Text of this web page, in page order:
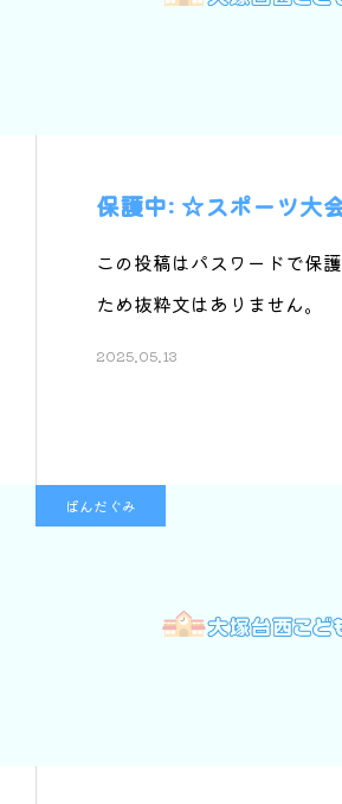
保護中: ☆スポーツ大
この投稿はパスワードで保
ため抜粋文はありません。
2025.05.13
ぱんだぐみ